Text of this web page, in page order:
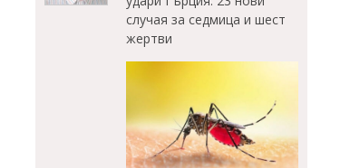
случая за седмица и шест
жертви